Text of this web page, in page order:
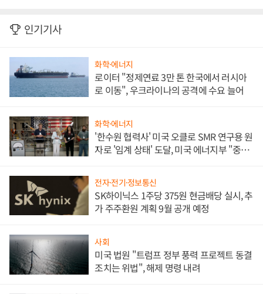
인기기사
화학·에너지
로이터 "정제연료 3만 톤 한국에서 러시아
로 이동", 우크라이나의 공격에 수요 늘어
화학·에너지
'한수원 협력사' 미국 오클로 SMR 연구용 원
자로 '임계 상태' 도달, 미국 에너지부 "중요
전자·전기·정보통신
SK하이닉스 1주당 375원 현금배당 실시, 추
가 주주환원 계획 9월 공개 예정
사회
미국 법원 "트럼프 정부 풍력 프로젝트 동결
조치는 위법", 해제 명령 내려